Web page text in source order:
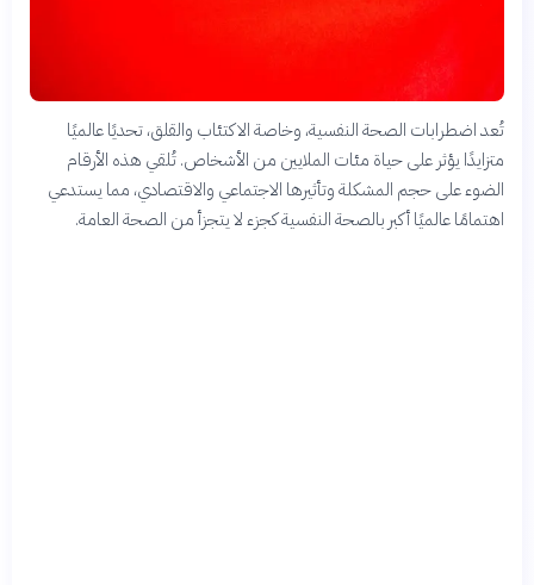
تُعد اضطرابات الصحة النفسية، وخاصة الاكتئاب والقلق، تحديًا عالميًا
متزايدًا يؤثر على حياة مئات الملايين من الأشخاص. تُلقي هذه الأرقام
الضوء على حجم المشكلة وتأثيرها الاجتماعي والاقتصادي، مما يستدعي
اهتمامًا عالميًا أكبر بالصحة النفسية كجزء لا يتجزأ من الصحة العامة.